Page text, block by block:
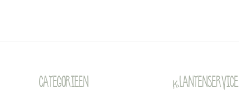
Categorieen Klantenservice